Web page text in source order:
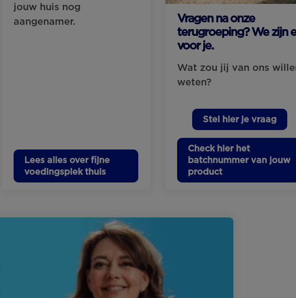
jouw huis nog
aangenamer.
Lees alles over fijne
voedingsplek thuis
Vragen na onze
terugroeping? We zijn
voor je.
Wat zou jij van ons
weten?
Stel hier je vraag
Check hier het
batchnummer van jouw
product